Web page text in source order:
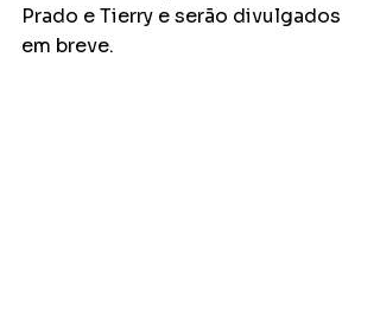
Prado e Tierry e serão divulgados
em breve.